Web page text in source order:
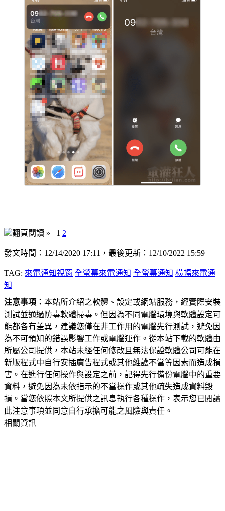
翻頁閱讀 » 1 2
發文時間：12/14/2020 17:11，最後更新：12/10/2022 15:59
TAG: 來電通知視窗 全螢幕來電通知 全螢幕通知 橫幅來電通
知
注意事項： 本站所介紹之軟體、設定或網站服務，經實際安裝
測試並通過防毒軟體掃毒。但因為不同電腦環境與軟體設定可
能都各有差異，建議您僅在非工作用的電腦先行測試，避免因
為不可預知的錯誤影響工作或電腦運作。從本站下載的軟體由
所屬公司提供，本站未經任何修改且無法保證軟體公司可能在
新版程式中自行安插廣告程式或其他維護不當等因素而造成損
害。在進行任何操作與設定之前，記得先行備份電腦中的重要
資料，避免因為未依指示的不當操作或其他疏失造成資料毀
損。當您依照本文所提供之訊息執行各種操作，表示您已閱讀
此注意事項並同意自行承擔可能之風險與責任。
相關資訊